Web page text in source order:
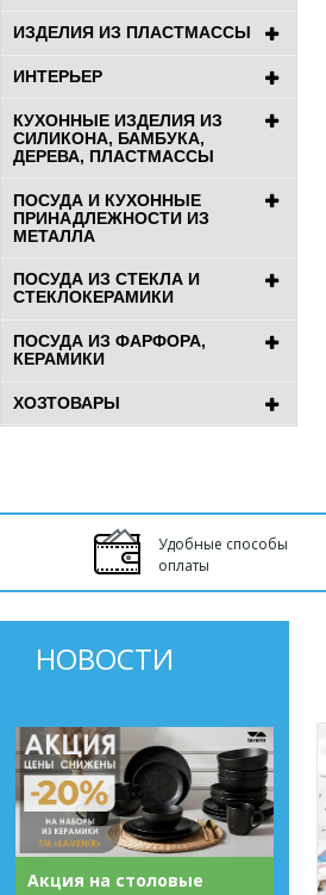
ИЗДЕЛИЯ ИЗ ПЛАСТМАССЫ
ИНТЕРЬЕР
КУХОННЫЕ ИЗДЕЛИЯ ИЗ
СИЛИКОНА, БАМБУКА,
ДЕРЕВА, ПЛАСТМАССЫ
ПОСУДА И КУХОННЫЕ
ПРИНАДЛЕЖНОСТИ ИЗ
МЕТАЛЛА
ПОСУДА ИЗ СТЕКЛА И
СТЕКЛОКЕРАМИКИ
ПОСУДА ИЗ ФАРФОРА,
КЕРАМИКИ
ХОЗТОВАРЫ
Удобные способы
оплаты
НОВОСТИ
Акция на столовые